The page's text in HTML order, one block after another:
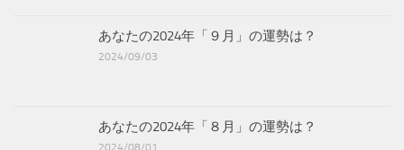
あなたの2024年「９月」の運勢は？
2024/09/03
あなたの2024年「８月」の運勢は？
2024/08/01